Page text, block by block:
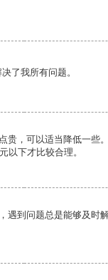
了我所有问题。
贵，可以适当降低一些
以下才比较合理。
遇到问题总是能够及时